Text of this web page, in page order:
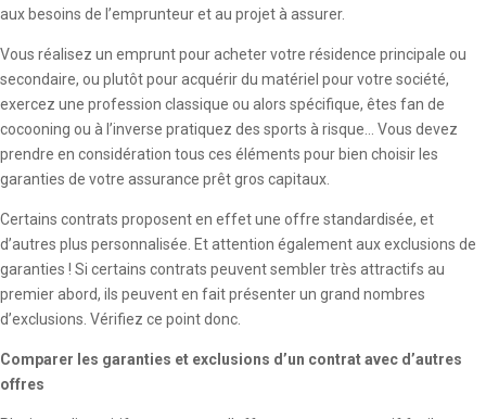
aux besoins de l’emprunteur et au projet à assurer.
Vous réalisez un emprunt pour acheter votre résidence principale ou
secondaire, ou plutôt pour acquérir du matériel pour votre société,
exercez une profession classique ou alors spécifique, êtes fan de
cocooning ou à l’inverse pratiquez des sports à risque… Vous devez
prendre en considération tous ces éléments pour bien choisir les
garanties de votre assurance prêt gros capitaux.
Certains contrats proposent en effet une offre standardisée, et
d’autres plus personnalisée. Et attention également aux exclusions de
garanties ! Si certains contrats peuvent sembler très attractifs au
premier abord, ils peuvent en fait présenter un grand nombres
d’exclusions. Vérifiez ce point donc.
Comparer les garanties et exclusions d’un contrat avec d’autres
offres